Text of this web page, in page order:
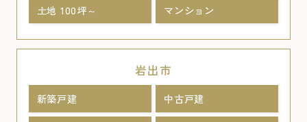
土地 100坪～ マンション
岩出市
新築戸建 中古戸建